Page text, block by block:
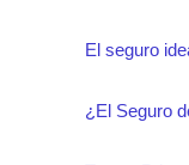
El seguro
¿El Seguro